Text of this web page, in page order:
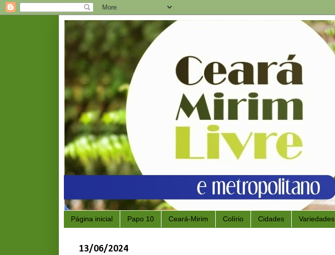
Página inicial Papo 10 Ceará-Mirim Colírio Cidades Variedades
13/06/2024